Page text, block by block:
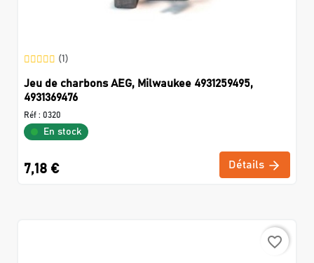
(1)
Jeu de charbons AEG, Milwaukee 4931259495,
4931369476
Réf : 0320
En stock
7,18 € Détails
favorite_border